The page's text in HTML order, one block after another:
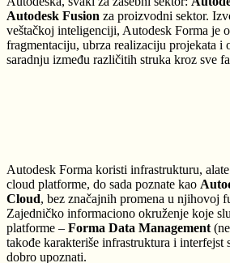
Autodesk Fusion za proizvodni sektor.
veštačkoj inteligenciji, Autodesk Forma je
fragmentaciju, ubrza realizaciju projekata i
saradnju između različitih struka kroz sve
Autodesk Forma koristi infrastrukturu,
cloud platforme, do sada poznate kao
Cloud, bez značajnih promena u njihovoj
Zajedničko informaciono okruženje koje
platforme – Forma Data Management
takođe karakteriše infrastruktura i interfejst
dobro upoznati.